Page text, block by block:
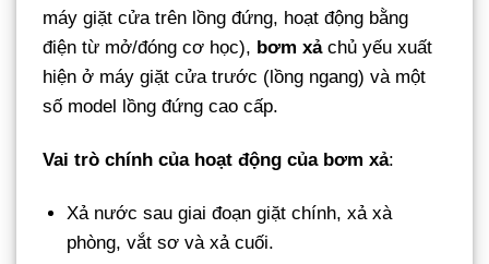
máy giặt cửa trên lồng đứng, hoạt động bằng
điện từ mở/đóng cơ học), bơm xảchủ yếu xuất
hiện ở máy giặt cửa trước (lồng ngang) và một
số model lồng đứng cao cấp.
Vai trò chính của hoạt động của bơm xả:
Xả nước sau giai đoạn giặt chính, xả xà
phòng, vắt sơ và xả cuối.